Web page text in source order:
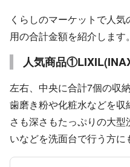
くらしのマーケットで人
用の合計金額を紹介します。
人気商品
左右、中央に合計7個の収
歯磨き粉や化粧水などを
さも深さもたっぷりの大
いなどを洗面台で行う方に